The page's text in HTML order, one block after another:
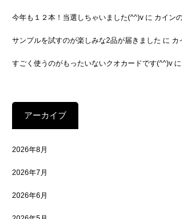
今年も１２本！当選しちゃいました(^^)v に カイン
サンプルを試すのが楽しみな2品が届きました に カ
すごく使うのがもったいないクオカードです(^^)v に
アーカイブ
2026年8月
2026年7月
2026年6月